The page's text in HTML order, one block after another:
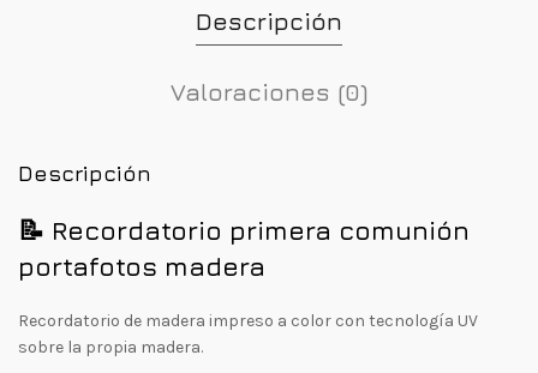
Descripción
Valoraciones (0)
Descripción
📝 Recordatorio primera comunión
portafotos madera
Recordatorio de madera impreso a color con tecnología UV
sobre la propia madera.